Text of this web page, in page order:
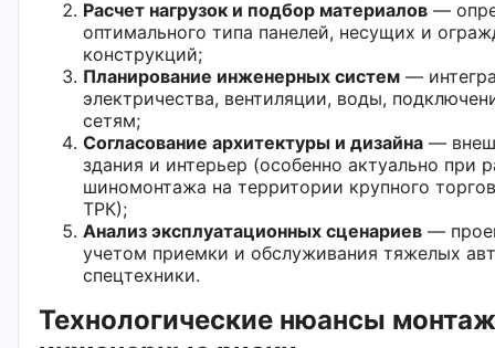
Расчет нагрузок и подбор материалов —
оптимального типа панелей, несущих и
конструкций;
Планирование инженерных систем —
электричества, вентиляции, воды,
сетям;
Согласование архитектуры и дизайна —
здания и интерьер (особенно актуально при
шиномонтажа на территории крупного
ТРК);
Анализ эксплуатационных сценариев —
учетом приемки и обслуживания тяжелых
спецтехники.
Технологические нюансы